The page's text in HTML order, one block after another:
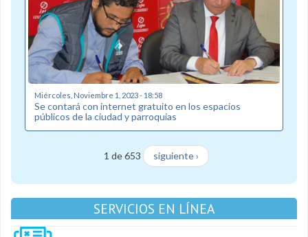
Miércoles, Noviembre 1, 2023 - 18:58
Se contará con internet gratuito en los espacios
públicos de la ciudad y parroquias
1 de 653 siguiente ›
SERVICIOS EN LÍNEA